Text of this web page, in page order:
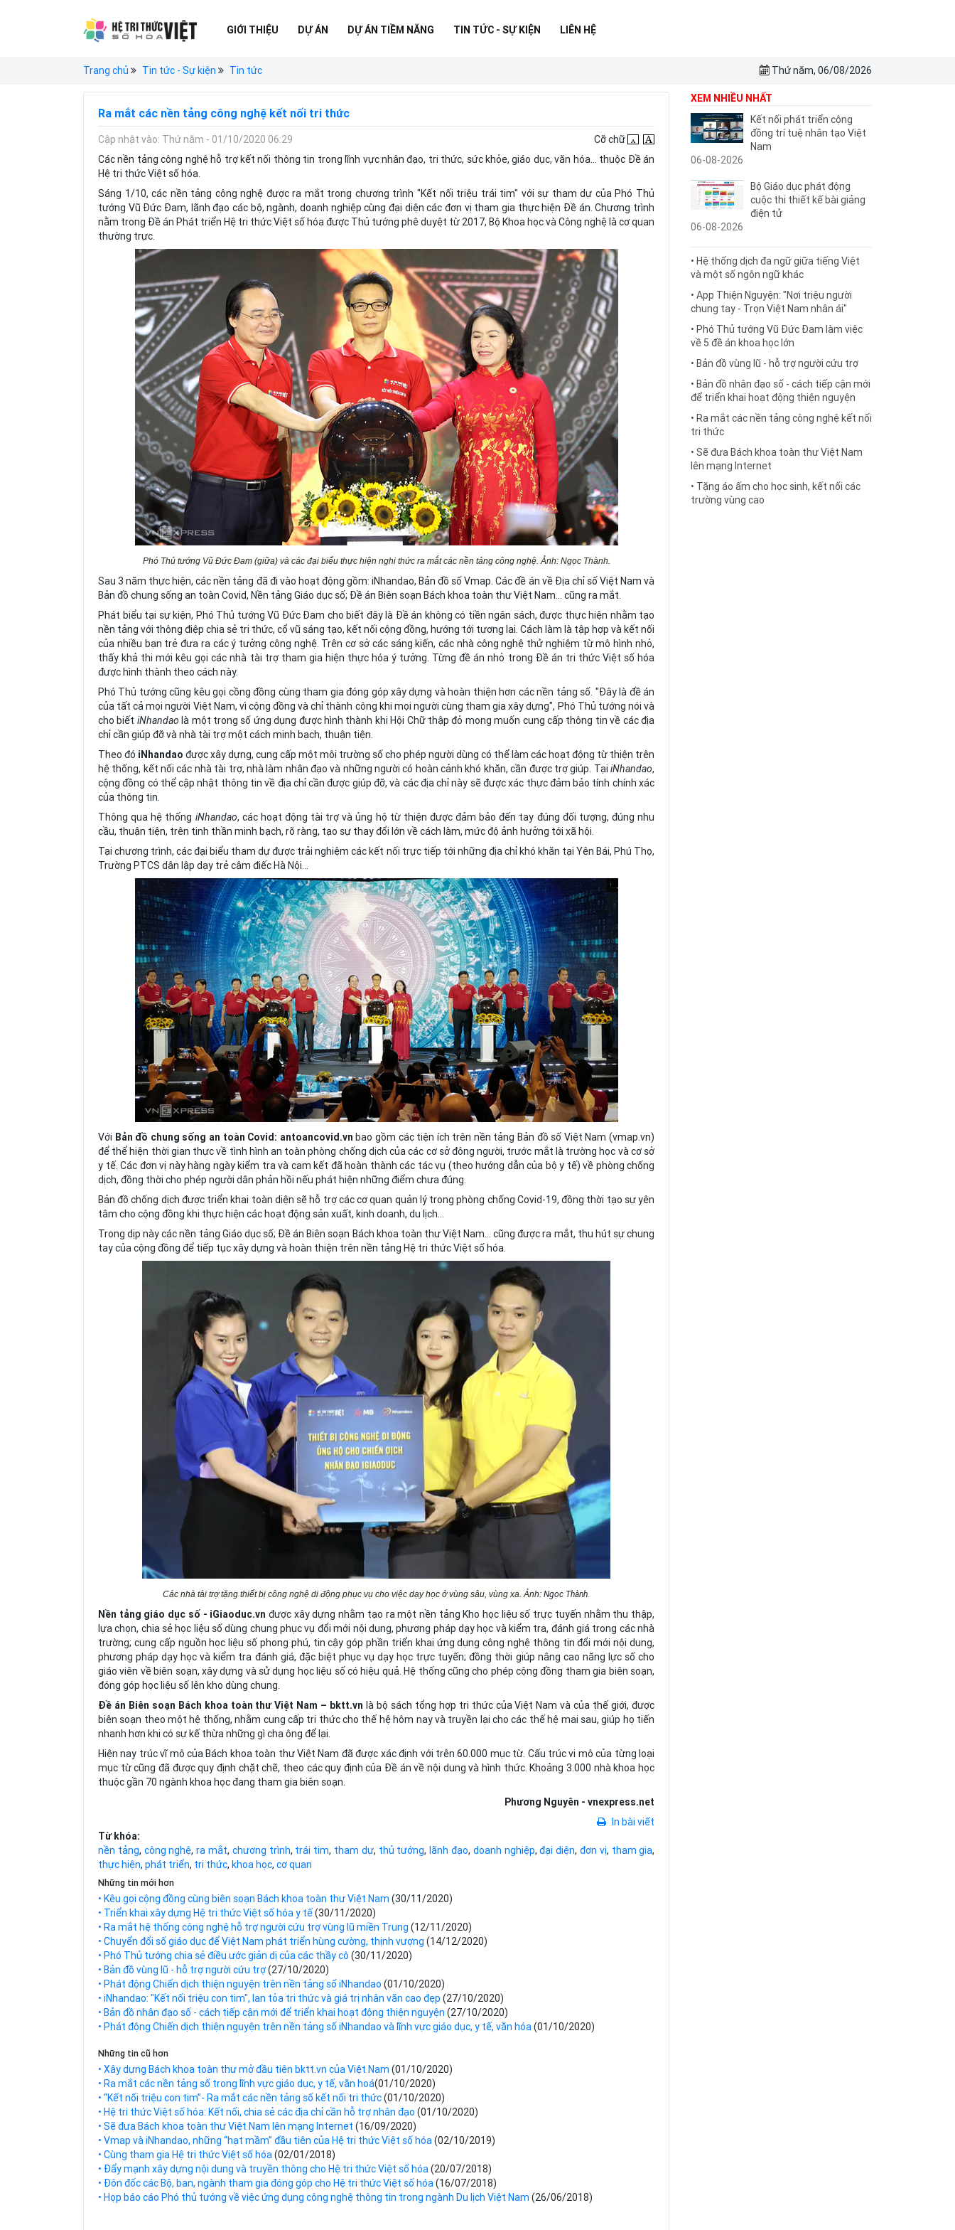
GIỚI THIỆU DỰ ÁN DỰ ÁN TIỀM NĂNG TIN TỨC - SỰ KIỆN LIÊN HỆ
Trang chủ Tin tức - Sự kiện Tin tức Thứ năm, 06/08/2026
Ra mắt các nền tảng công nghệ kết nối tri thức
Cập nhật vào: Thứ năm - 01/10/2020 06:29
Cỡ chữ
Các nền tảng công nghệ hỗ trợ kết nối thông tin trong lĩnh vực nhân đạo, tri thức, sức khỏe, giáo dục, văn hóa... thuộc Đề án
Hệ tri thức Việt số hóa.
Sáng 1/10, các nền tảng công nghệ được ra mắt trong chương trình "Kết nối triệu trái tim" với sự tham dự của Phó Thủ
tướng Vũ Đức Đam, lãnh đạo các bộ, ngành, doanh nghiệp cùng đại diện các đơn vị tham gia thực hiện Đề án. Chương trình
nằm trong Đề án Phát triển Hệ tri thức Việt số hóa được Thủ tướng phê duyệt từ 2017, Bộ Khoa học và Công nghệ là cơ quan
thường trực.
Phó Thủ tướng Vũ Đức Đam (giữa) và các đại biểu thực hiện nghi thức ra mắt các nền tảng công nghệ. Ảnh: Ngọc Thành.
Sau 3 năm thực hiện, các nền tảng đã đi vào hoạt động gồm: iNhandao, Bản đồ số Vmap. Các đề án về Địa chỉ số Việt Nam và
Bản đồ chung sống an toàn Covid, Nền tảng Giáo dục số; Đề án Biên soạn Bách khoa toàn thư Việt Nam... cũng ra mắt.
Phát biểu tại sự kiện, Phó Thủ tướng Vũ Đức Đam cho biết đây là Đề án không có tiền ngân sách, được thực hiện nhằm tạo
nền tảng với thông điệp chia sẻ tri thức, cổ vũ sáng tạo, kết nối cộng đồng, hướng tới tương lai. Cách làm là tập hợp và kết nối
của nhiều bạn trẻ đưa ra các ý tưởng công nghệ. Trên cơ sở các sáng kiến, các nhà công nghệ thử nghiệm từ mô hình nhỏ,
thấy khả thi mới kêu gọi các nhà tài trợ tham gia hiện thực hóa ý tưởng. Từng đề án nhỏ trong Đề án tri thức Việt số hóa
được hình thành theo cách này.
Phó Thủ tướng cũng kêu gọi cồng đồng cùng tham gia đóng góp xây dựng và hoàn thiện hơn các nền tảng số. "Đây là đề án
của tất cả mọi người Việt Nam, vì cộng đồng và chỉ thành công khi mọi người cùng tham gia xây dựng", Phó Thủ tướng nói và
cho biết iNhandao là một trong số ứng dụng được hình thành khi Hội Chữ thập đỏ mong muốn cung cấp thông tin về các địa
chỉ cần giúp đỡ và nhà tài trợ một cách minh bạch, thuận tiện.
Theo đó iNhandao được xây dựng, cung cấp một môi trường số cho phép người dùng có thể làm các hoạt động từ thiện trên
hệ thống, kết nối các nhà tài trợ, nhà làm nhân đạo và những người có hoàn cảnh khó khăn, cần được trợ giúp. Tại iNhandao,
cộng đồng có thể cập nhật thông tin về địa chỉ cần được giúp đỡ, và các địa chỉ này sẽ được xác thực đảm bảo tính chính xác
của thông tin.
Thông qua hệ thống iNhandao, các hoạt động tài trợ và ủng hộ từ thiện được đảm bảo đến tay đúng đối tượng, đúng nhu
cầu, thuận tiện, trên tinh thần minh bạch, rõ ràng, tạo sự thay đổi lớn về cách làm, mức độ ảnh hưởng tới xã hội.
Tại chương trình, các đại biểu tham dự được trải nghiệm các kết nối trực tiếp tới những địa chỉ khó khăn tại Yên Bái, Phú Thọ,
Trường PTCS dân lập dạy trẻ câm điếc Hà Nội...
Với Bản đồ chung sống an toàn Covid: antoancovid.vnbao gồm các tiện ích trên nền tảng Bản đồ số Việt Nam (vmap.vn)
để thể hiện thời gian thực về tình hình an toàn phòng chống dịch của các cơ sở đông người, trước mắt là trường học và cơ sở
y tế. Các đơn vị này hàng ngày kiểm tra và cam kết đã hoàn thành các tác vụ (theo hướng dẫn của bộ y tế) về phòng chống
dịch, đồng thời cho phép người dân phản hồi nếu phát hiện những điểm chưa đúng.
Bản đồ chống dịch được triển khai toàn diện sẽ hỗ trợ các cơ quan quản lý trong phòng chống Covid-19, đồng thời tạo sự yên
tâm cho cộng đồng khi thực hiện các hoạt động sản xuất, kinh doanh, du lịch...
Trong dịp này các nền tảng Giáo dục số; Đề án Biên soạn Bách khoa toàn thư Việt Nam... cũng được ra mắt, thu hút sự chung
tay của cộng đồng để tiếp tục xây dựng và hoàn thiện trên nền tảng Hệ tri thức Việt số hóa.
Các nhà tài trợ tặng thiết bị công nghệ di động phục vụ cho việc dạy học ở vùng sâu, vùng xa. Ảnh: Ngọc Thành.
Nền tảng giáo dục số - iGiaoduc.vn được xây dựng nhằm tạo ra một nền tảng Kho học liệu số trực tuyến nhằm thu thập,
lựa chọn, chia sẻ học liệu số dùng chung phục vụ đổi mới nội dung, phương pháp dạy học và kiểm tra, đánh giá trong các nhà
trường; cung cấp nguồn học liệu số phong phú, tin cậy góp phần triển khai ứng dụng công nghệ thông tin đổi mới nội dung,
phương pháp dạy học và kiểm tra đánh giá, đặc biệt phục vụ dạy học trực tuyến; đồng thời giúp nâng cao năng lực số cho
giáo viên về biên soạn, xây dựng và sử dụng học liệu số có hiệu quả. Hệ thống cũng cho phép cộng đồng tham gia biên soạn,
đóng góp học liệu số lên kho dùng chung.
Đề án Biên soạn Bách khoa toàn thư Việt Nam – bktt.vn là bộ sách tổng hợp tri thức của Việt Nam và của thế giới, được
biên soạn theo một hệ thống, nhằm cung cấp tri thức cho thế hệ hôm nay và truyền lại cho các thế hệ mai sau, giúp họ tiến
nhanh hơn khi có sự kế thừa những gì cha ông để lại.
Hiện nay trúc vĩ mô của Bách khoa toàn thư Việt Nam đã được xác định với trên 60.000 mục từ. Cấu trúc vi mô của từng loại
mục từ cũng đã được quy định chặt chẽ, theo các quy định của Đề án về nội dung và hình thức. Khoảng 3.000 nhà khoa học
thuộc gần 70 ngành khoa học đang tham gia biên soạn.
Phương Nguyên - vnexpress.net
In bài viết
Từ khóa:
nền tảng, công nghệ,ra mắt, chương trình, trái tim, tham dự, thủ tướng,lãnh đạo, doanh nghiệp,đại diện, đơn vị, tham gia,
thực hiện, phát triển, tri thức, khoa học, cơ quan
Những tin mới hơn
• Kêu gọi cộng đồng cùng biên soạn Bách khoa toàn thư Việt Nam (30/11/2020)
• Triển khai xây dựng Hệ tri thức Việt số hóa y tế(30/11/2020)
• Ra mắt hệ thống công nghệ hỗ trợ người cứu trợ vùng lũ miền Trung (12/11/2020)
• Chuyển đổi số giáo dục để Việt Nam phát triển hùng cường, thịnh vượng (14/12/2020)
• Phó Thủ tướng chia sẻ điều ước giản dị của các thầy cô (30/11/2020)
• Bản đồ vùng lũ - hỗ trợ người cứu trợ(27/10/2020)
• Phát động Chiến dịch thiện nguyện trên nền tảng số iNhandao (01/10/2020)
• iNhandao: "Kết nối triệu con tim", lan tỏa tri thức và giá trị nhân văn cao đẹp (27/10/2020)
• Bản đồ nhân đạo số - cách tiếp cận mới để triển khai hoạt động thiện nguyện (27/10/2020)
• Phát động Chiến dịch thiện nguyện trên nền tảng số iNhandao và lĩnh vực giáo dục, y tế, văn hóa(01/10/2020)
Những tin cũ hơn
• Xây dựng Bách khoa toàn thư mở đầu tiên bktt.vn của Việt Nam (01/10/2020)
• Ra mắt các nền tảng số trong lĩnh vực giáo dục, y tế, văn hoá​(01/10/2020)
• “Kết nối triệu con tim”- Ra mắt các nền tảng số kết nối tri thức(01/10/2020)
• Hệ tri thức Việt số hóa: Kết nối, chia sẻ các địa chỉ cần hỗ trợ nhân đạo (01/10/2020)
• Sẽ đưa Bách khoa toàn thư Việt Nam lên mạng Internet (16/09/2020)
• Vmap và iNhandao, những “hạt mầm” đầu tiên của Hệ tri thức Việt số hóa(02/10/2019)
• Cùng tham gia Hệ tri thức Việt số hóa(02/01/2018)
• Đẩy mạnh xây dựng nội dung và truyền thông cho Hệ tri thức Việt số hóa(20/07/2018)
• Đôn đốc các Bộ, ban, ngành tham gia đóng góp cho Hệ tri thức Việt số hóa(16/07/2018)
• Họp báo cáo Phó thủ tướng về việc ứng dụng công nghệ thông tin trong ngành Du lịch Việt Nam (26/06/2018)
XEM NHIỀU NHẤT
Kết nối phát triển cộng
đồng trí tuệ nhân tạo Việt
Nam
06-08-2026
Bộ Giáo dục phát động
cuộc thi thiết kế bài giảng
điện tử
06-08-2026
• Hệ thống dịch đa ngữ giữa tiếng Việt
và một số ngôn ngữ khác
• App Thiện Nguyện: "Nơi triệu người
chung tay - Trọn Việt Nam nhân ái"
• Phó Thủ tướng Vũ Đức Đam làm việc
về 5 đề án khoa học lớn
• Bản đồ vùng lũ - hỗ trợ người cứu trợ
• Bản đồ nhân đạo số - cách tiếp cận mới
để triển khai hoạt động thiện nguyện
• Ra mắt các nền tảng công nghệ kết nối
tri thức
• Sẽ đưa Bách khoa toàn thư Việt Nam
lên mạng Internet
• Tặng áo ấm cho học sinh, kết nối các
trường vùng cao